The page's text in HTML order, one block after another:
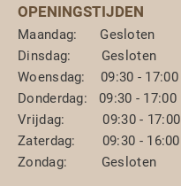
OPENINGSTIJDEN
Maandag: Gesloten
Dinsdag: Gesloten
Woensdag: 09:30 - 17:00
Donderdag: 09:30 - 17:00
Vrijdag: 09:30 - 17:00
Zaterdag: 09:30 - 16:00
Zondag: Gesloten